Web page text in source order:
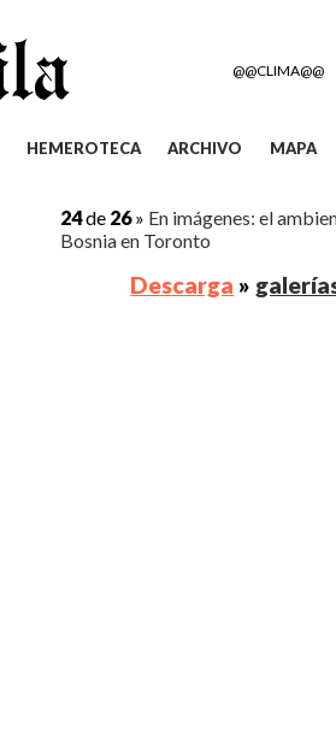
@@CLIMA@@
HEMEROTECA ARCHIVO MAPA
24de 26» En imágenes: el
Bosnia en Toronto
Descarga »